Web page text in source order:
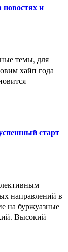
и
хайп года
старт
направлений в
на буржуазные
Высокий